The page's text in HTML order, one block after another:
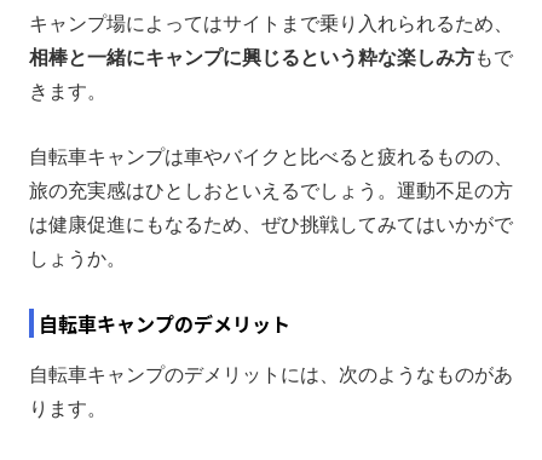
キャンプ場によってはサイトまで乗り入れられるため、
相棒と一緒にキャンプに興じるという粋な楽しみ方もで
きます。
自転車キャンプは車やバイクと比べると疲れるものの、
旅の充実感はひとしおといえるでしょう。運動不足の方
は健康促進にもなるため、ぜひ挑戦してみてはいかがで
しょうか。
自転車キャンプのデメリット
自転車キャンプのデメリットには、次のようなものがあ
ります。